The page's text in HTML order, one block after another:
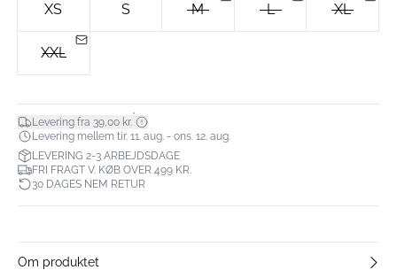
XS S M L XL
XXL
Levering fra 39,00 kr.*
Levering mellem tir. 11. aug. - ons. 12. aug.
LEVERING 2-3 ARBEJDSDAGE
FRI FRAGT V. KØB OVER 499 KR.
30 DAGES NEM RETUR
Om produktet